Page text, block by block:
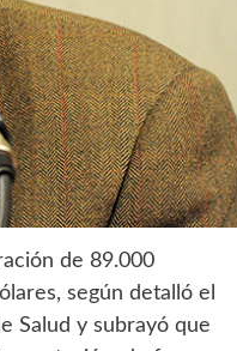
de 89.000
según detalló el
Salud y subrayó que